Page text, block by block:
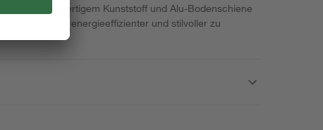
hochwertigem Kunststoff und Alu-Bodenschiene
sicherer, energieeffizienter und stilvoller zu